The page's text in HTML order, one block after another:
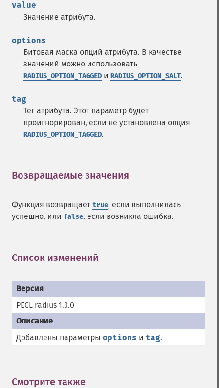
value
Значение атрибута.
options
Битовая маска опций атрибута. В качестве
значений можно использовать
RADIUS_OPTION_TAGGED и RADIUS_OPTION_SALT.
tag
Тег атрибута. Этот параметр будет
проигнорирован, если не установлена опция
RADIUS_OPTION_TAGGED.
Возвращаемые значения
Функция возвращает true, если выполнилась
успешно, или false, если возникла ошибка.
Список изменений
PECL radius 1.3.0
Добавлены параметры options и tag.
Смотрите также